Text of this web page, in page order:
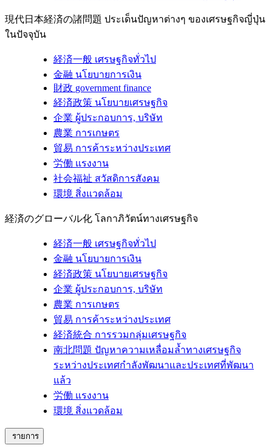
現代日本経済の諸問題 ประเด็นปัญหาต่างๆ ของเศรษฐกิจญี่ปุ่น
ในปัจจุบัน
経済一般 เศรษฐกิจทั่วไป
金融 นโยบายการเงิน
財政 government finance
経済政策 นโยบายเศรษฐกิจ
企業 ผู้ประกอบการ, บริษัท
農業 การเกษตร
貿易 การค้าระหว่างประเทศ
労働 แรงงาน
社会福祉 สวัสดิการสังคม
環境 สิ่งแวดล้อม
経済のグローバル化 โลกาภิวัตน์ทางเศรษฐกิจ
経済一般 เศรษฐกิจทั่วไป
金融 นโยบายการเงิน
経済政策 นโยบายเศรษฐกิจ
企業 ผู้ประกอบการ, บริษัท
農業 การเกษตร
貿易 การค้าระหว่างประเทศ
経済統合 การรวมกลุ่มเศรษฐกิจ
南北問題 ปัญหาความเหลื่อมล้ำทางเศรษฐกิจ
ระหว่างประเทศกำลังพัฒนาและประเทศที่พัฒนา
แล้ว
労働 แรงงาน
環境 สิ่งแวดล้อม
รายการ